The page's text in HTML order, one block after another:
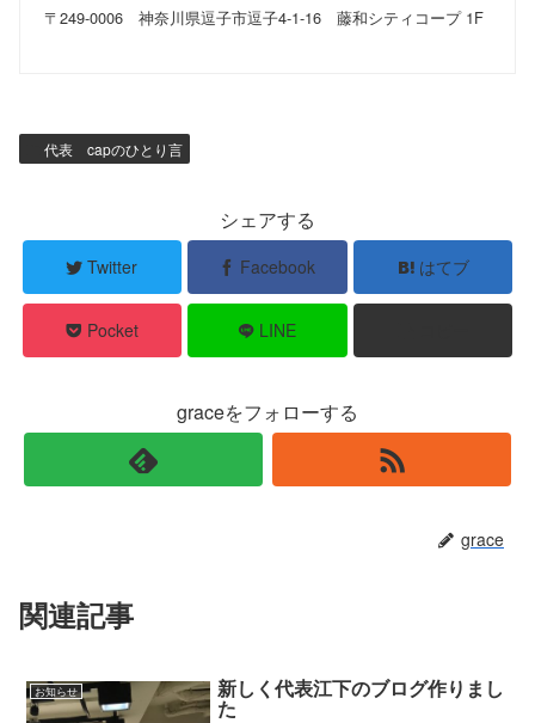
〒249-0006 神奈川県逗子市逗子4-1-16 藤和シティコープ 1F
代表 capのひとり言
シェアする
Twitter Facebook はてブ
Pocket LINE
graceをフォローする
grace
関連記事
お知らせ 新しく代表江下のブログ作りまし
た